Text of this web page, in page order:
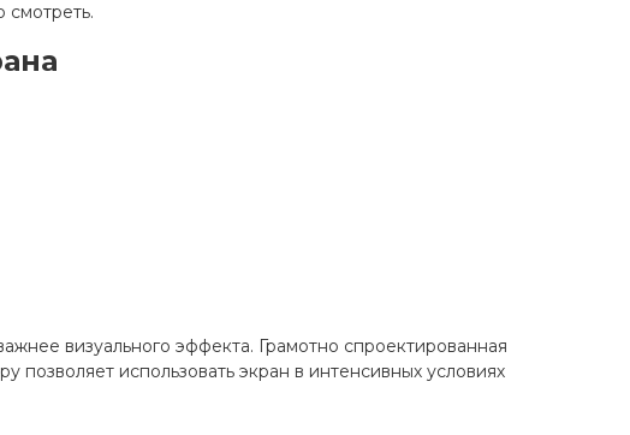
смотреть.
визуального эффекта. Грамотно спроектированная
использовать экран в интенсивных условиях